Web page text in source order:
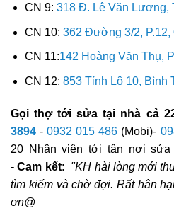
CN 9: 318 Đ. Lê Văn Lương,
CN 10: 362 Đường 3/2, P.12,
CN 11:142 Hoàng Văn Thụ,
CN 12: 853 Tỉnh Lộ 10, Bình
Gọi thợ tới sửa tại nhà cả
3894-0932 015 486 (Mobi)-
20 Nhân viên tới tận nơi sửa
- Cam kết: "KH hài lòng mới
tìm kiếm và chờ đợi. Rất hân
ơn@